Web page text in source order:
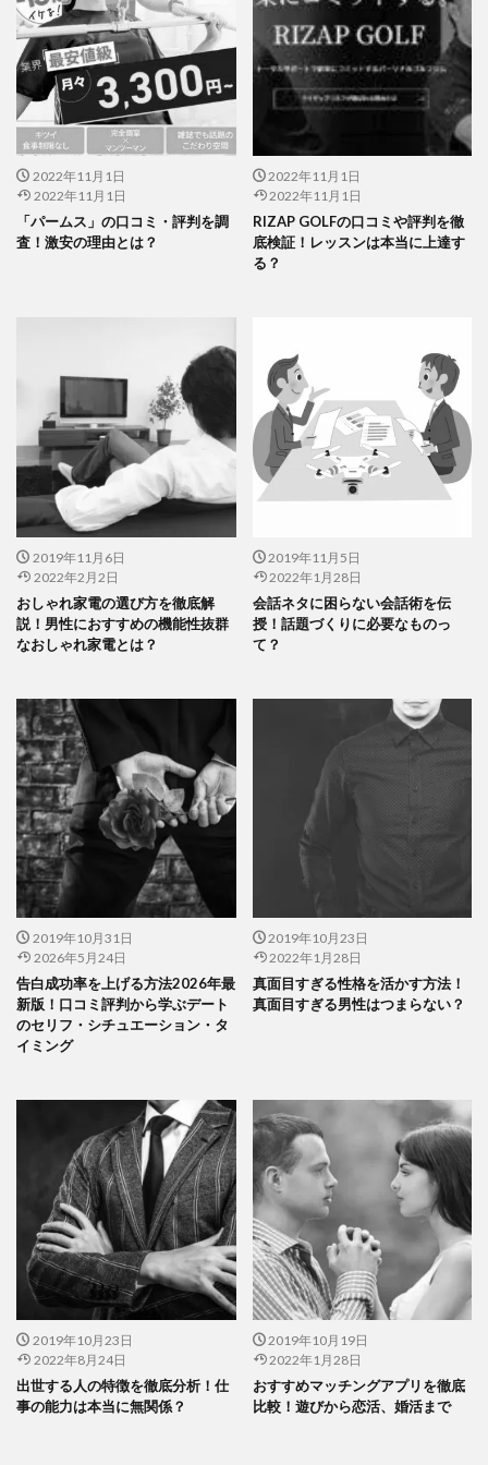
2022年11月1日
2022年11月1日
「パームス」の口コミ・評判を調
査！激安の理由とは？
2022年11月1日
2022年11月1日
RIZAP GOLFの口コミや評判を徹
底検証！レッスンは本当に上達す
る？
2019年11月6日
2022年2月2日
おしゃれ家電の選び方を徹底解
説！男性におすすめの機能性抜群
なおしゃれ家電とは？
2019年11月5日
2022年1月28日
会話ネタに困らない会話術を伝
授！話題づくりに必要なものっ
て？
2019年10月31日
2026年5月24日
告白成功率を上げる方法2026年最
新版！口コミ評判から学ぶデート
のセリフ・シチュエーション・タ
イミング
2019年10月23日
2022年1月28日
真面目すぎる性格を活かす方法！
真面目すぎる男性はつまらない？
2019年10月23日
2022年8月24日
出世する人の特徴を徹底分析！仕
事の能力は本当に無関係？
2019年10月19日
2022年1月28日
おすすめマッチングアプリを徹底
比較！遊びから恋活、婚活まで